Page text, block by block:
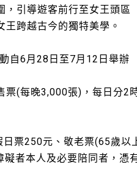
，引導遊客前行至女王頭區
跨越古今的獨特美學。
自6月28日至7月12日舉辦
票(每晚3,000張)，每日分2
票250元、敬老票(65歲以
者本人及必要陪同者，憑